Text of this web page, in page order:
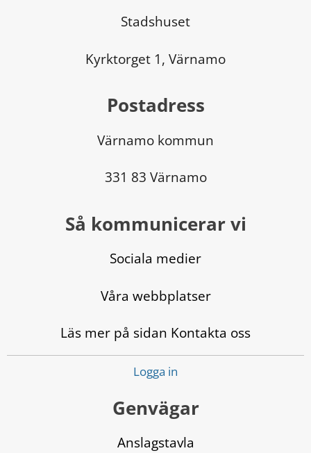
Stadshuset
Kyrktorget 1, Värnamo
Postadress
Värnamo kommun
331 83 Värnamo
Så kommunicerar vi
Sociala medier
Våra webbplatser
Läs mer på sidan Kontakta oss
Logga in
Genvägar
Anslagstavla